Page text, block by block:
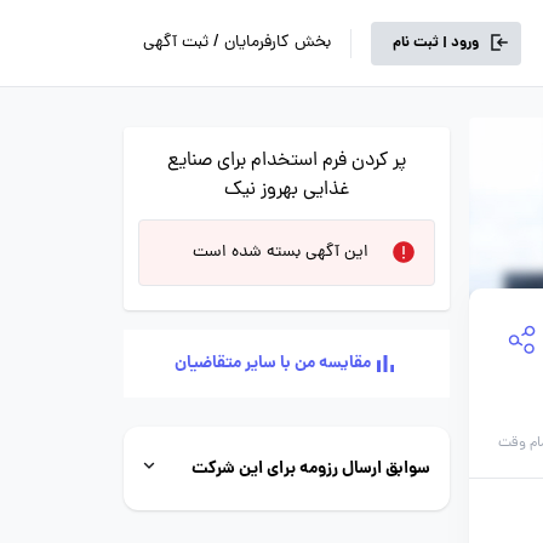
ورود | ثبت نام بخش کارفرمایان / ثبت آگهی
وقت
پر کردن فرم استخدام برای صنایع
غذایی بهروز نیک
این آگهی بسته شده است
مقایسه من با سایر متقاضیان
سوابق ارسال رزومه برای این شرکت